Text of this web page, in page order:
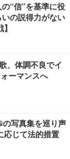
“信”を基準に役
の説得力がない
、体調不良でイ
ーマンスへ
写真集を巡り声
応じて法的措置